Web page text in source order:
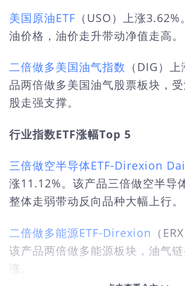
美国原油ETF （USO）上涨
油价格，油价走升带动净值走高。
二倍做多美国油气指数 （DIG）
品两倍做多美国油气股票板块，
股走强支撑。
行业指数ETF涨幅Top 5
三倍做空半导体ETF-Direxion
涨11.12%。该产品三倍做空半导
整体走弱带动反向品种大幅上行。
二倍做多能源ETF-Direxion （
该产品两倍做多能源板块，油气
涨。